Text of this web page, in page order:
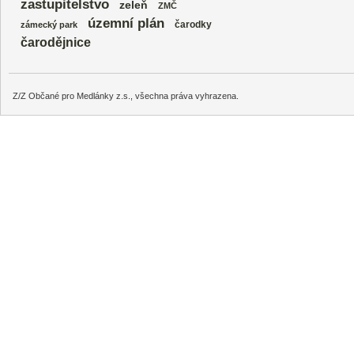
zastupitelstvo zeleň
ZMČ
zámecký park
územní plán čarodky
čarodějnice
Z/Z Občané pro Medlánky z.s., všechna práva vyhrazena.